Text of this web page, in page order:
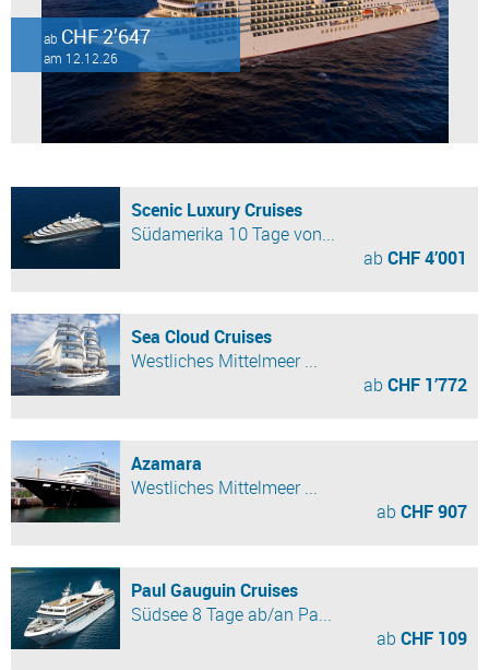
ab CHF 2’647
am 12.12.26
Scenic Luxury Cruises
Südamerika 10 Tage von...
ab CHF 4’001
Sea Cloud Cruises
Westliches Mittelmeer ...
ab CHF 1’772
Azamara
Westliches Mittelmeer ...
ab CHF 907
Paul Gauguin Cruises
Südsee 8 Tage ab/an Pa...
ab CHF 109